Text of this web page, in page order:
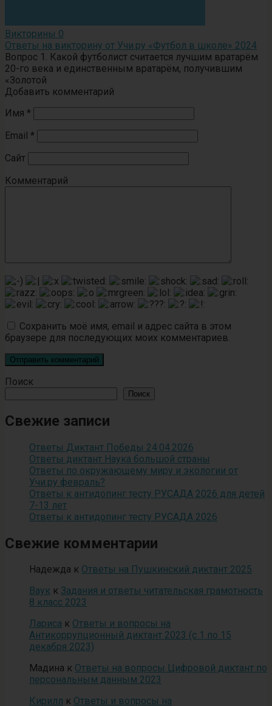
Викторины 0
Ответы на викторину от Учи.ру «Футбол в школе» 2024
Вопрос 1. Какой футболист считается лучшим вратарём
20-го века и единственным вратарём, получившим
«Золотой
Добавить комментарий
Имя *
Email *
Сайт
Комментарий
Сохранить моё имя, email и адрес сайта в этом
браузере для последующих моих комментариев.
Поиск
Поиск
Свежие записи
Ответы Диктант Победы 24.04.2026
Ответы диктант Наука большой страны
Ответы по окружающему миру и экологии от
Учи.ру февраль?
Ответы к антидопинг тесту РУСАДА 2026 для детей
7-13 лет
Ответы к антидопинг тесту РУСАДА 2026
Свежие комментарии
Надежда к Ответы на Пушкинский диктант 2025
Ваук к Задания и ответы читательская грамотность
8 класс 2023
Лариса к Ответы и вопросы на
Антикоррупционный диктант 2023 (с 1 по 15
декабря 2023)
Мадина к Ответы на вопросы Цифровой диктант по
персональным данным 2023
Кирилл к Ответы и вопросы на